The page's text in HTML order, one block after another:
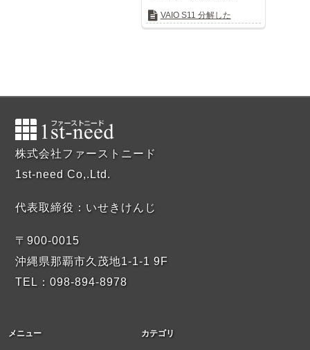
VAIO S11 分解した
株式会社ファーストニード
1st-need Co,.Ltd.
代表取締役：いせきけんじ
〒900-0015
沖縄県那覇市久茂地1-1-1 9F
TEL：098-894-8978
メニュー カテゴリ